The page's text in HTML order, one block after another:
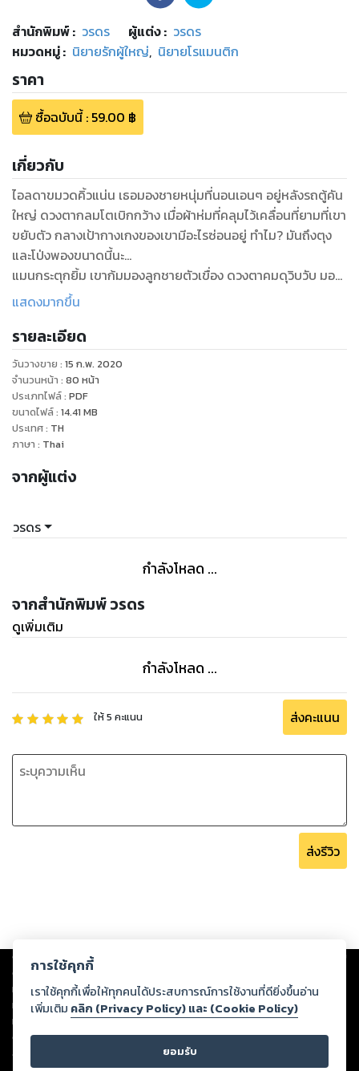
สำนักพิมพ์: วรดร ผู้แต่ง : วรดร
หมวดหมู่: นิยายรักผู้ใหญ่, นิยายโรแมนติก
ราคา
ซื้อฉบับนี้: 59.00 ฿
เกี่ยวกับ
ไอลดาขมวดคิ้วแน่น เธอมองชายหนุ่มที่นอนเอนๆ อยู่หลังรถตู้คัน
ใหญ่ ดวงตากลมโตเบิกกว้าง เมื่อผ้าห่มที่คลุมไว้เคลื่อนที่ยามที่เขา
ขยับตัว กลางเป้ากางเกงของเขามีอะไรซ่อนอยู่ ทำไม? มันถึงตุง
และโป่งพองขนาดนี้นะ...
แมนกระตุกยิ้ม เขาก้มมองลูกชายตัวเขื่อง ดวงตาคมดุวิบวับ มอง
ตามบั้นท้ายเต่งตึงของผู้หญิงสวยที่แอบชอบมานานไปจน
แสดงมากขึ้น
รายละเอียด
วันวางขาย : 15 ก.พ. 2020
จำนวนหน้า : 80 หน้า
ประเภทไฟล์: PDF
ขนาดไฟล์: 14.41 MB
ประเทศ: TH
ภาษา : Thai
จากผู้แต่ง
วรดร
กำลังโหลด ...
จากสำนักพิมพ์ วรดร
ดูเพิ่มเติม
กำลังโหลด ...
ให้5 คะแนน ส่งคะแนน
ส่งรีวิว
Copyright © 2026
ต่อผลงานหรือเนื้อหาใดที่อัปโหลดผ่านเว็บไซต์และปรากฏว่าละเมิดสิทธิใน
ทรัพย์สินทางปัญญาของบุคคลอื่นหรือขัดต่อกฎหมายและศีลธรรม ดังนั้น ผู้อ่าน
ทุกท่านโปรดใช้วิจารณญาณในการกลั่นกรองด้วยตนเอง และหากท่านพบว่าส่วน
หนึ่งส่วนใดขัดต่อกฎหมายและศีลธรรม กรุณาแจ้งมายังบริษัท เพื่อทีมงานจะได้
ดำเนินการในทันที ทั้งนี้ ทางสตอรี่ล็อกขอสงวนลิขสิทธิ์ตามพระราชบัญญัติ
ลิขสิทธิ์ พ.ศ. 2537 (ฉบับล่าสุด)
การใช้คุกกี้
เราใช้คุกกี้เพื่อให้ทุกคนได้ประสบการณ์การใช้งานที่ดียิ่งขึ้นอ่าน
เพิ่มเติม คลิก (Privacy Policy) และ (Cookie Policy)
ยอมรับ